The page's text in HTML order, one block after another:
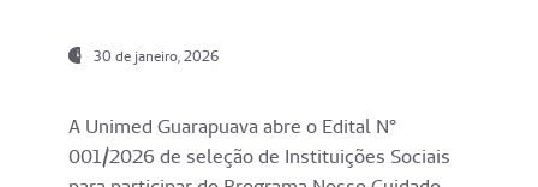
30 de janeiro, 2026
A Unimed Guarapuava abre o Edital N°
001/2026 de seleção de Instituições Sociais